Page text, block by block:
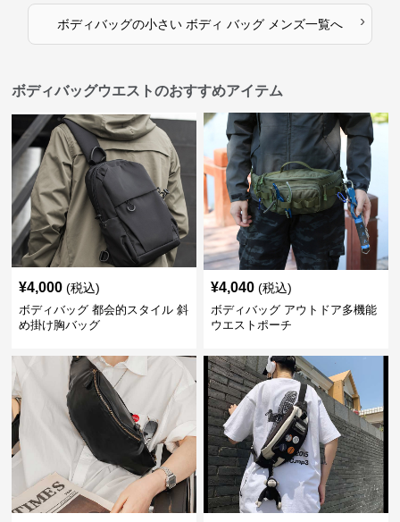
ボディバッグの小さい ボディ バッグ メンズ一覧へ ›
ボディバッグウエストのおすすめアイテム
¥4,000 (税込)
ボディバッグ 都会的スタイル 斜
め掛け胸バッグ
¥4,040 (税込)
ボディバッグ アウトドア多機能
ウエストポーチ